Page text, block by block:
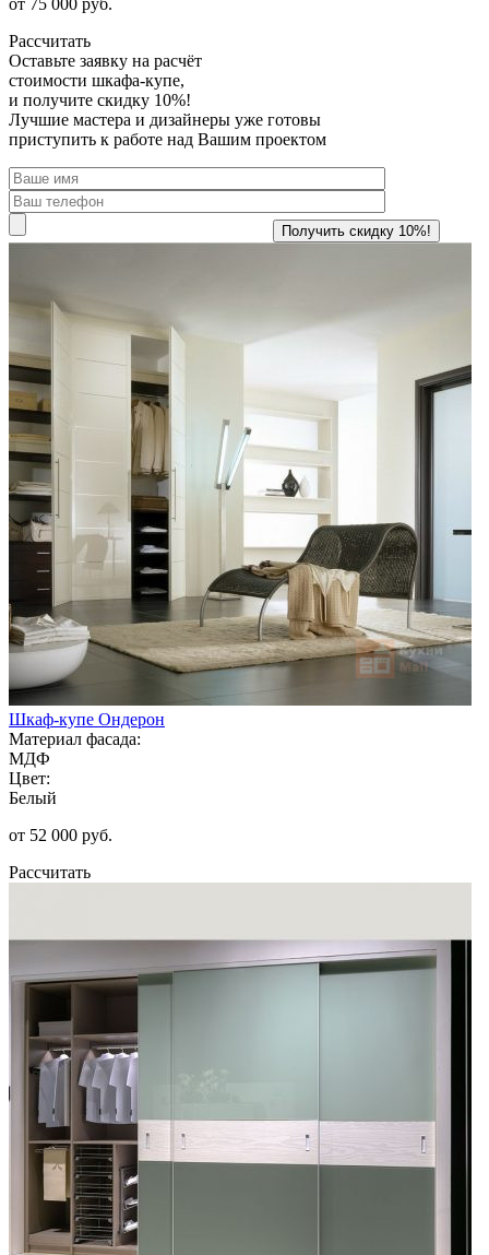
Рассчитать
Оставьте заявку на расчёт
стоимости шкафа-купе,
и получите скидку 10%!
Лучшие мастера и дизайнеры уже готовы
приступить к работе над Вашим проектом
Шкаф-купе Ондерон
Материал фасада:
МДФ
Цвет:
Белый
от 52 000 руб.
Рассчитать